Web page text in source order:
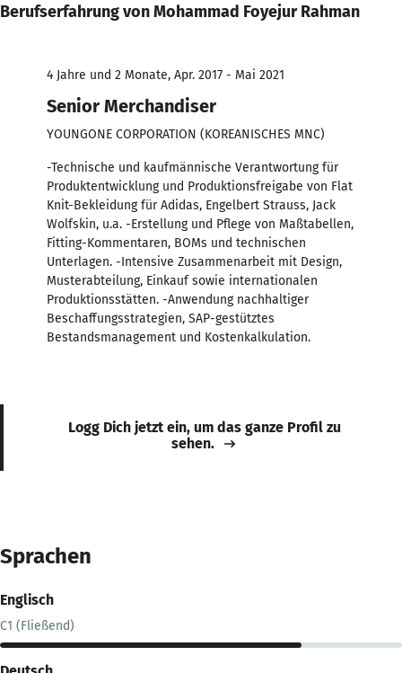
Berufserfahrung von Mohammad Foyejur Rahman
4 Jahre und 2 Monate, Apr. 2017 - Mai 2021
Senior Merchandiser
YOUNGONE CORPORATION (KOREANISCHES MNC)
-Technische und kaufmännische Verantwortung für
Produktentwicklung und Produktionsfreigabe von Flat
Knit-Bekleidung für Adidas, Engelbert Strauss, Jack
Wolfskin, u.a. -Erstellung und Pflege von Maßtabellen,
Fitting-Kommentaren, BOMs und technischen
Unterlagen. -Intensive Zusammenarbeit mit Design,
Musterabteilung, Einkauf sowie internationalen
Produktionsstätten. -Anwendung nachhaltiger
Beschaffungsstrategien, SAP-gestütztes
Bestandsmanagement und Kostenkalkulation.
Logg Dich jetzt ein, um das ganze Profil zu
sehen.
Sprachen
Englisch
C1 (Fließend)